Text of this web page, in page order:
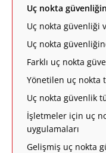
Uç nokta
Uç nokta güvenliği
Uç nokta
Farklı uç nokta
Yönetilen uç nokta
Uç nokta güvenlik
İşletmeler için uç
uygulamaları
Gelişmiş uç nokta